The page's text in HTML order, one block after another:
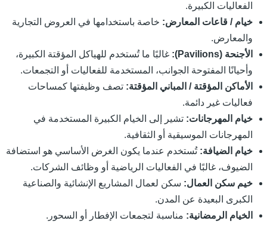
الفعاليات الكبيرة.
خيام / قاعات المعارض:خاصة باستخدامها في العروض التجارية
والمعارض.
الأجنحة (Pavilions):
غالبًا ما تُستخدم للهياكل المؤقتة الكبيرة،
وأحيانًا المفتوحة الجوانب، المستخدمة للفعاليات أو التجمعات.
الأماكن المؤقتة / المباني المؤقتة:تصف وظيفتها كمساحات
فعاليات غير دائمة.
خيام المهرجانات:تشير إلى الخيام الكبيرة المستخدمة في
المهرجانات الموسيقية أو الثقافية.
خيام الضيافة:تُستخدم عندما يكون الغرض الأساسي هو استضافة
الضيوف، غالبًا في الفعاليات الرياضية أو وظائف الشركات.
خيم سكن العمال: سكن لعمال المشاريع الإنشائية والصناعية
الكبرى البعيدة عن المدن.
الخيام الرمضانية:مناسبة لتجمعات الإفطار أو السحور.